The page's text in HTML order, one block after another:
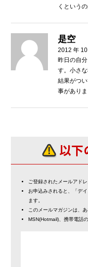
くという
是空
2012 年
昨日の自
す。小さ
結果がつ
事がありま
ご登録されたメールアド
お申込みされると、「デ
ます。
このメールマガジンは、
MSN(Hotmail)、携帯電話